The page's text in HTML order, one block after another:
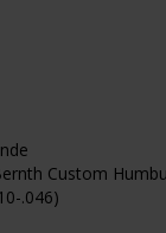
Custom
.046)